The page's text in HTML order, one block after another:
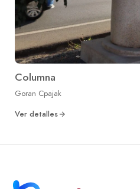
Columna
Goran Cpajak
Ver detalles